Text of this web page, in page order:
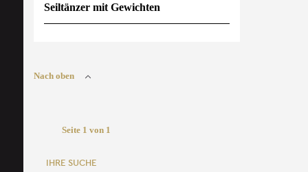
Seiltänzer mit Gewichten
Nach oben
Seite 1 von 1
IHRE SUCHE